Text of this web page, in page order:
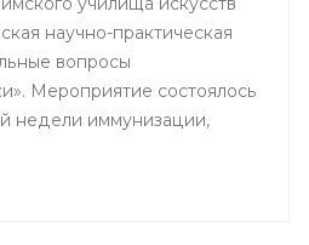
научно-практическая
вопросы
Мероприятие состоялось
недели иммунизации,
педиатры,